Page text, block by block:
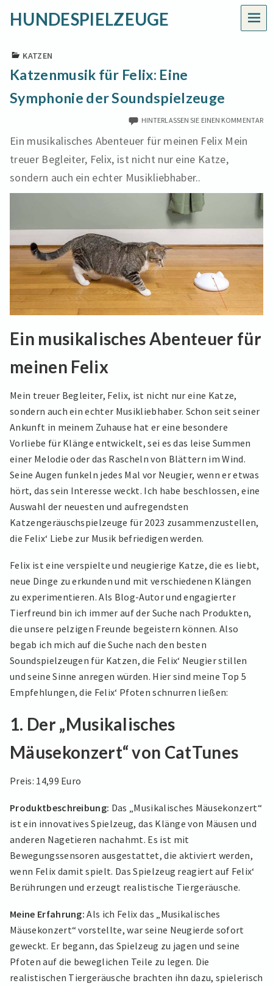
HUNDESPIELZEUGE
KATZEN
Katzenmusik für Felix: Eine
Symphonie der Soundspielzeuge
HINTERLASSEN SIE EINEN KOMMENTAR
Ein musikalisches Abenteuer für meinen Felix Mein
treuer Begleiter, Felix, ist nicht nur eine Katze,
sondern auch ein echter Musikliebhaber..
Ein musikalisches Abenteuer für
meinen Felix
Mein treuer Begleiter, Felix, ist nicht nur eine Katze,
sondern auch ein echter Musikliebhaber. Schon seit seiner
Ankunft in meinem Zuhause hat er eine besondere
Vorliebe für Klänge entwickelt, sei es das leise Summen
einer Melodie oder das Rascheln von Blättern im Wind.
Seine Augen funkeln jedes Mal vor Neugier, wenn er etwas
hört, das sein Interesse weckt. Ich habe beschlossen, eine
Auswahl der neuesten und aufregendsten
Katzengeräuschspielzeuge für 2023 zusammenzustellen,
die Felix‘ Liebe zur Musik befriedigen werden.
Felix ist eine verspielte und neugierige Katze, die es liebt,
neue Dinge zu erkunden und mit verschiedenen Klängen
zu experimentieren. Als Blog-Autor und engagierter
Tierfreund bin ich immer auf der Suche nach Produkten,
die unsere pelzigen Freunde begeistern können. Also
begab ich mich auf die Suche nach den besten
Soundspielzeugen für Katzen, die Felix‘ Neugier stillen
und seine Sinne anregen würden. Hier sind meine Top 5
Empfehlungen, die Felix‘ Pfoten schnurren ließen:
1. Der „Musikalisches
Mäusekonzert“ von CatTunes
Preis: 14,99 Euro
Produktbeschreibung: Das „Musikalisches Mäusekonzert“
ist ein innovatives Spielzeug, das Klänge von Mäusen und
anderen Nagetieren nachahmt. Es ist mit
Bewegungssensoren ausgestattet, die aktiviert werden,
wenn Felix damit spielt. Das Spielzeug reagiert auf Felix‘
Berührungen und erzeugt realistische Tiergeräusche.
Meine Erfahrung: Als ich Felix das „Musikalisches
Mäusekonzert“ vorstellte, war seine Neugierde sofort
geweckt. Er begann, das Spielzeug zu jagen und seine
Pfoten auf die beweglichen Teile zu legen. Die
realistischen Tiergeräusche brachten ihn dazu, spielerisch